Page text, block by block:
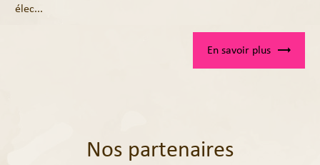
élec...
En savoir plus
Nos partenaires